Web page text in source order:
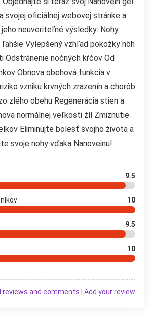
svojej oficiálnej webovej stránke a
neuveriteľné výsledky: Nohy
Vylepšený vzhľad pokožky nôh
Odstránenie nočných kŕčov Od
Obnova obehová funkcia v
vzniku krvných zrazenín a chorôb
zlého obehu Regenerácia stien a
normálnej veľkosti žíl Zmiznutie
Eliminujte bolesť svojho života a
svoje nohy vďaka Nanoveinu!
9.5
10
9.5
10
Add your review
reviews and comments